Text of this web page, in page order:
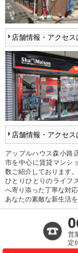
店舗情報・アクセス
店舗情報・アクセス
アップルハウス森小路
市を中心に賃貸マンシ
数ご紹介しております。
ひとりひとりのライフ
へ寄り添った丁寧な対
あなたの素敵な新生活
営
定